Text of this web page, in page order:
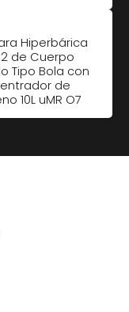
Hiperbárica
de Cuerpo
Tipo Bola con
de
10L uMR O7